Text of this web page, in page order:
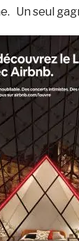
Un seul